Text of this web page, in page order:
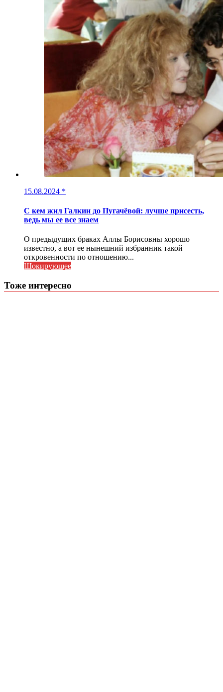
15.08.2024 *
С кем жил Галкин до Пугачёвой: лучше присесть,
ведь мы ее все знаем
О предыдущих браках Аллы Борисовны хорошо
известно, а вот ее нынешний избранник такой
откровенности по отношению...
Шокирующее
Тоже интересно